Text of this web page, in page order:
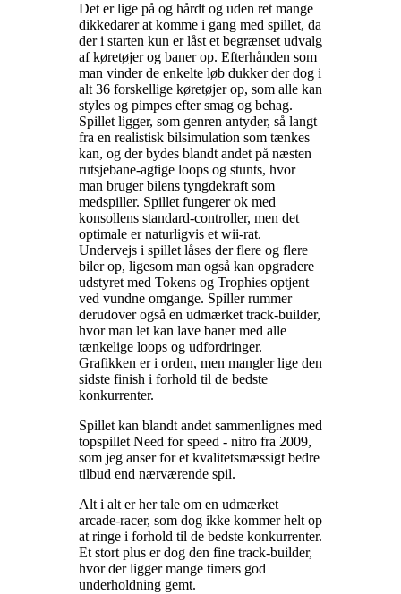
Det er lige på og hårdt og uden ret mange
dikkedarer at komme i gang med spillet, da
der i starten kun er låst et begrænset udvalg
af køretøjer og baner op. Efterhånden som
man vinder de enkelte løb dukker der dog i
alt 36 forskellige køretøjer op, som alle kan
styles og pimpes efter smag og behag.
Spillet ligger, som genren antyder, så langt
fra en realistisk bilsimulation som tænkes
kan, og der bydes blandt andet på næsten
rutsjebane-agtige loops og stunts, hvor
man bruger bilens tyngdekraft som
medspiller. Spillet fungerer ok med
konsollens standard-controller, men det
optimale er naturligvis et wii-rat.
Undervejs i spillet låses der flere og flere
biler op, ligesom man også kan opgradere
udstyret med Tokens og Trophies optjent
ved vundne omgange. Spiller rummer
derudover også en udmærket track-builder,
hvor man let kan lave baner med alle
tænkelige loops og udfordringer.
Grafikken er i orden, men mangler lige den
sidste finish i forhold til de bedste
konkurrenter.
Spillet kan blandt andet sammenlignes med
topspillet Need for speed - nitro fra 2009,
som jeg anser for et kvalitetsmæssigt bedre
tilbud end nærværende spil.
Alt i alt er her tale om en udmærket
arcade-racer, som dog ikke kommer helt op
at ringe i forhold til de bedste konkurrenter.
Et stort plus er dog den fine track-builder,
hvor der ligger mange timers god
underholdning gemt.